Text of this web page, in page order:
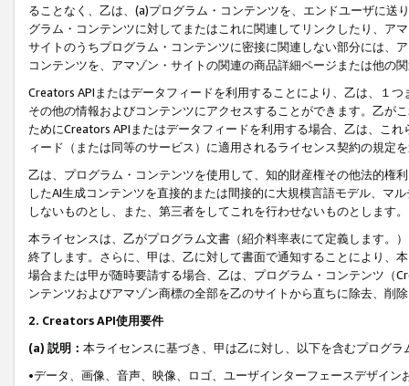
ることなく、乙は、(a)プログラム・コンテンツを、エンドユーザに
グラム・コンテンツに対してまたはこれに関連してリンクしたり、ア
サイトのうちプログラム・コンテンツに密接に関連しない部分には、
コンテンツを、アマゾン・サイトの関連の商品詳細ページまたは他の
Creators APIまたはデータフィードを利用することにより、乙は、１
その他の情報およびコンテンツにアクセスすることができます。乙が
ためにCreators APIまたはデータフィードを利用する場合、乙は、こ
ィード（または同等のサービス）に適用されるライセンス契約の規定
乙は、プログラム・コンテンツを使用して、知的財産権その他法的権
したAI生成コンテンツを直接的または間接的に大規模言語モデル、マ
しないものとし、また、第三者をしてこれを行わせないものとします。
本ライセンスは、乙がプログラム文書（紹介料率表にて定義します。
終了します。さらに、甲は、乙に対して書面で通知することにより、
場合または甲が随時要請する場合、乙は、プログラム・コンテンツ（
ンテンツおよびアマゾン商標の全部を乙のサイトから直ちに除去、削
2. Creators API使用要件
(a) 説明： 本ライセンスに基づき、甲は乙に対し、以下を含むプログ
•データ、画像、音声、映像、ロゴ、ユーザインターフェースデザイ